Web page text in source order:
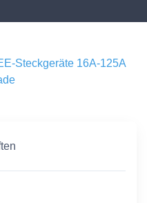
Steckgeräte 16A-125A